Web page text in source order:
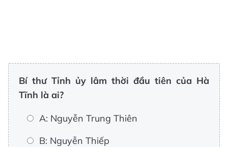
Bí thư Tỉnh ủy lâm thời đầu tiên của Hà
Tĩnh là ai?
A: Nguyễn Trung Thiên
B: Nguyễn Thiếp